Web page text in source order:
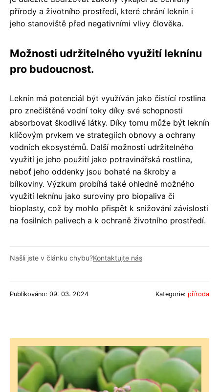
přírody a životního prostředí, které chrání leknín i
jeho stanoviště před negativními vlivy člověka.
Možnosti udržitelného využití leknínu
pro budoucnost.
Leknín má potenciál být využíván jako čistící rostlina
pro znečištěné vodní toky díky své schopnosti
absorbovat škodlivé látky. Díky tomu může být leknín
klíčovým prvkem ve strategiích obnovy a ochrany
vodních ekosystémů. Další možností udržitelného
využití je jeho použití jako potravinářská rostlina,
neboť jeho oddenky jsou bohaté na škroby a
bílkoviny. Výzkum probíhá také ohledně možného
využití leknínu jako suroviny pro biopaliva či
bioplasty, což by mohlo přispět k snižování závislosti
na fosilních palivech a k ochraně životního prostředí.
Našli jste v článku chybu?Kontaktujte nás
Publikováno: 09. 03. 2024 Kategorie: příroda